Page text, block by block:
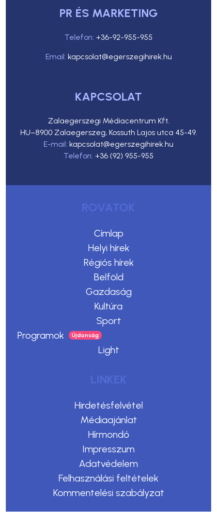
PR ÉS MARKETING
Telefon: +36-92-955-955
Email: kapcsolat@egerszegihirek.hu
KAPCSOLAT
Zalaegerszegi Médiacentrum Kft.
HU–8900 Zalaegerszeg, Kossuth Lajos utca 45-49.
E-mail: kapcsolat@egerszegihirek.hu
Telefon: +36 (92) 955-955
ROVATOK
Címlap
Helyi hírek
Régiós hírek
Belföld
Gazdaság
Kultúra
Sport
Programok
Light
LINKEK
Hirdetésfelvétel
Médiaajánlat
Hírmondó
Impresszum
Adatvédelem
Felhasználási feltételek
Kommentelési szabályzat